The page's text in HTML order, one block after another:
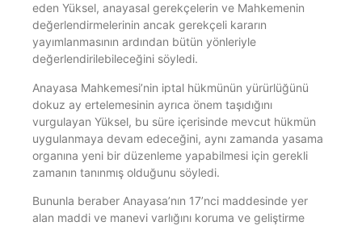
eden Yüksel, anayasal gerekçelerin ve Mahkemenin
değerlendirmelerinin ancak gerekçeli kararın
yayımlanmasının ardından bütün yönleriyle
değerlendirilebileceğini söyledi.
Anayasa Mahkemesi’nin iptal hükmünün yürürlüğünü
dokuz ay ertelemesinin ayrıca önem taşıdığını
vurgulayan Yüksel, bu süre içerisinde mevcut hükmün
uygulanmaya devam edeceğini, aynı zamanda yasama
organına yeni bir düzenleme yapabilmesi için gerekli
zamanın tanınmış olduğunu söyledi.
Bununla beraber Anayasa’nın 17’nci maddesinde yer
alan maddi ve manevi varlığını koruma ve geliştirme